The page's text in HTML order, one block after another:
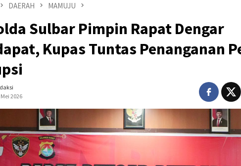
DAERAH MAMUJU
Sulbar Pimpin Rapat Dengar
Kupas Tuntas Penanganan
Mei 2026